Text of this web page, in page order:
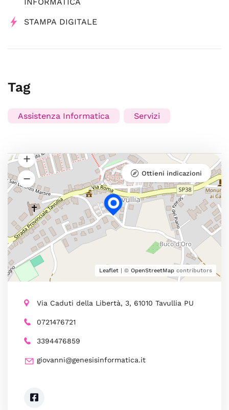
STAMPA DIGITALE
Tag
Assistenza Informatica Servizi
Leaflet | © OpenStreetMap contributors
Ottieni indicazioni
Via Caduti della Libertà, 3, 61010 Tavullia PU
0721476721
3394476859
giovanni@genesisinformatica.it